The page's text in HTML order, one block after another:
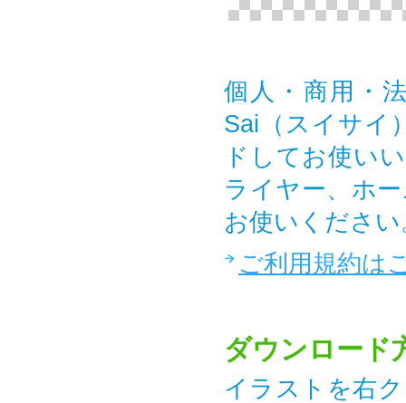
個人・商用・
Sai（スイサイ
ドしてお使い
ライヤー、ホ
お使いください
ご利用規約は
ダウンロード
イラストを右